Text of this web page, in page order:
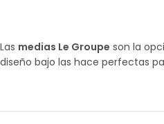
Las medias Le Groupe son la
diseño bajo las hace perfectas